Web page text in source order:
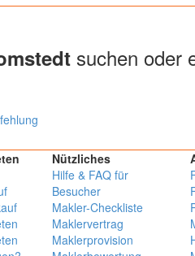
suchen oder
Nützliches
Hilfe & FAQ für
Besucher
Makler-Checkliste
Maklervertrag
Maklerprovision